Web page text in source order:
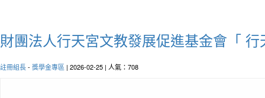
財團法人行天宮文教發展促進基金會「
註冊組長- 獎學金專區 | 2026-02-25 | 人氣：708